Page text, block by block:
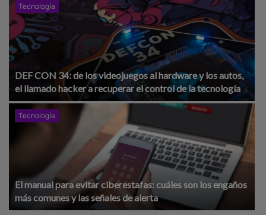
Tecnología
DEF CON 34: de los videojuegos al hardware y los autos,
el llamado hacker a recuperar el control de la tecnología
Tecnología
El manual para evitar ciberestafas: cuáles son los engaños
más comunes y las señales de alerta